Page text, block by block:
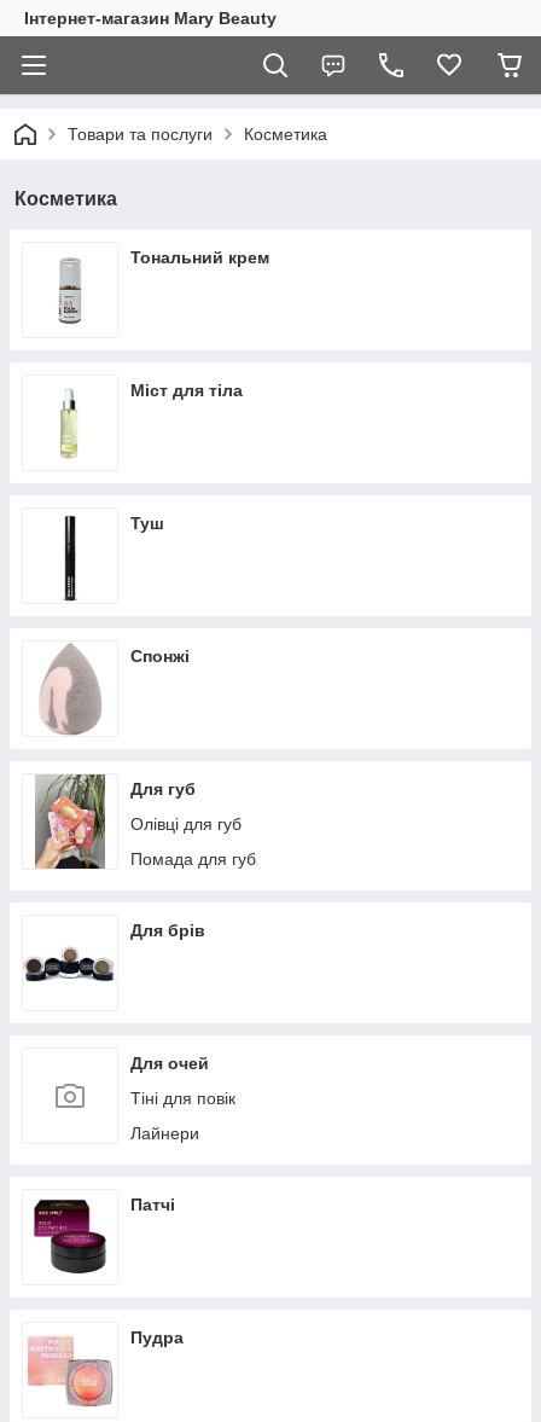
Інтернет-магазин Mary Beauty
Товари та послуги Косметика
Косметика
Тональний крем
Міст для тіла
Туш
Спонжі
Для губ
Олівці для губ
Помада для губ
Для брів
Для очей
Тіні для повік
Лайнери
Патчі
Пудра